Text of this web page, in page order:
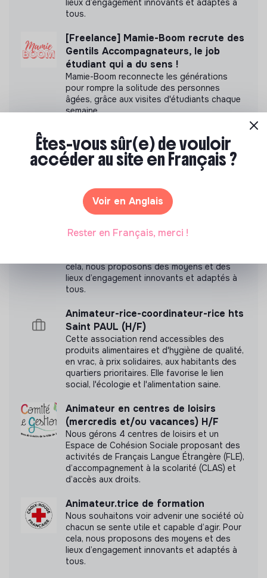
Labels et certifications
Accompagné par Antropia ESSEC
Documents
N'a pas encore communiqué de documents de
transparence
lieux d’engagement innovants et adaptés à
tous.
[Freelance] Mamie-Boom recrute des
Gentils Accompagnateurs, le job
étudiant qui a du sens !
Mamie-Boom reconnecte les générations
pour rompre la solitude des personnes
âgées, grâce aux visites d'étudiants chaque
semaine.
Mamie-Boom recrute des Gentils
Accompagnateurs, le job étudiant qui
a du sens !
Mamie-Boom reconnecte les générations
âgées, grâce aux visites d'étudiants chaque
semaine.
Educateur (F/H/X)
cela, nous proposons des moyens et des
lieux d’engagement innovants et adaptés à
tous.
Animateur-rice-coordinateur-rice hts
Saint PAUL (H/F)
Cette association rend accessibles des
produits alimentaires et d'hygiène de qualité,
en vrac, à prix solidaires, aux habitants des
quartiers prioritaires. Elle favorise le lien
social, l'écologie et l'alimentation saine.
Animateur en centres de loisirs
(mercredis et/ou vacances) H/F
Nous gérons 4 centres de loisirs et un
Espace de Cohésion Sociale proposant des
activités de Français Langue Étrangère (FLE),
d’accompagnement à la scolarité (CLAS) et
d’accès aux droits.
Animateur.trice de formation
Nous souhaitons voir advenir une société où
chacun se sente utile et capable d’agir. Pour
cela, nous proposons des moyens et des
lieux d’engagement innovants et adaptés à
tous.
Êtes-vous sûr(e) de vouloir
accéder au site en Français ?
Voir en Anglais
Rester en Français, merci !